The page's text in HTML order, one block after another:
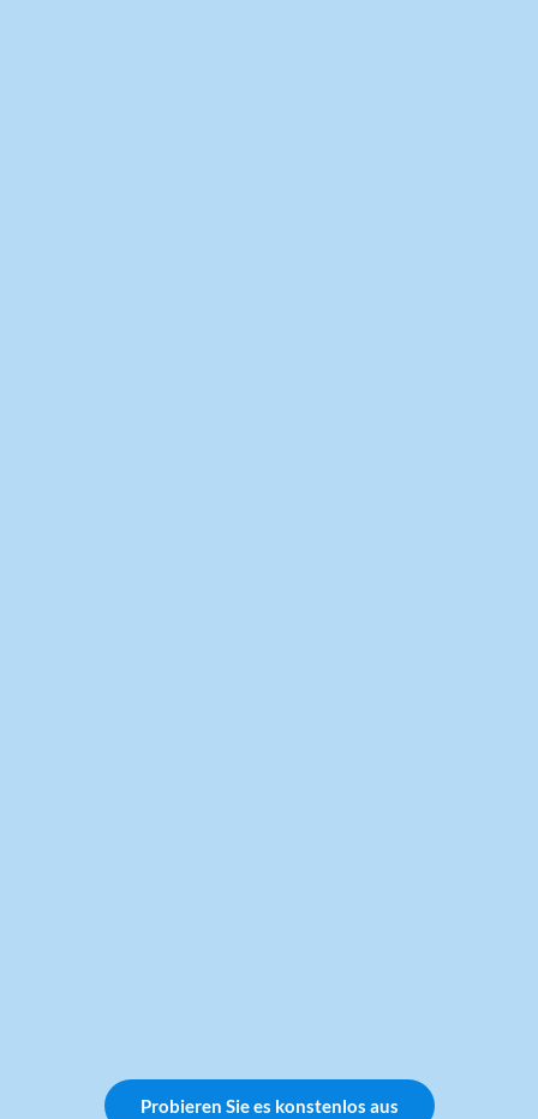
Probieren Sie es konstenlos aus